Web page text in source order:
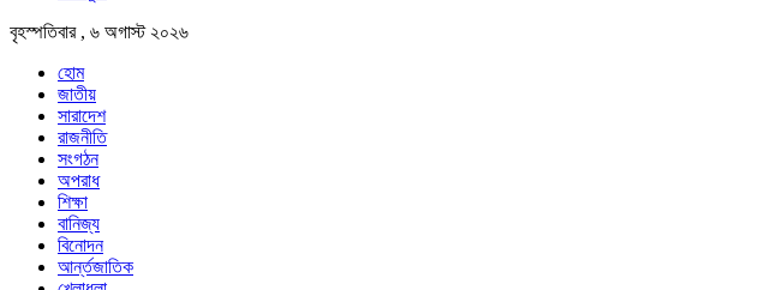
বৃহস্পতিবার , ৬ অগাস্ট ২০২৬
হোম
জাতীয়
সারাদেশ
রাজনীতি
সংগঠন
অপরাধ
শিক্ষা
বানিজ্য
বিনোদন
আর্ন্তজাতিক